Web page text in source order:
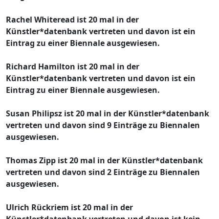
Rachel Whiteread ist 20 mal in der
Künstler*datenbank vertreten und davon ist ein
Eintrag zu einer Biennale ausgewiesen.
Richard Hamilton ist 20 mal in der
Künstler*datenbank vertreten und davon ist ein
Eintrag zu einer Biennale ausgewiesen.
Susan Philipsz ist 20 mal in der Künstler*datenbank
vertreten und davon sind 9 Einträge zu Biennalen
ausgewiesen.
Thomas Zipp ist 20 mal in der Künstler*datenbank
vertreten und davon sind 2 Einträge zu Biennalen
ausgewiesen.
Ulrich Rückriem ist 20 mal in der